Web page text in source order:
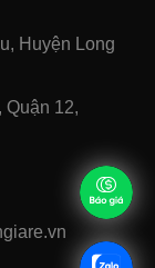
Huyện Long
12,